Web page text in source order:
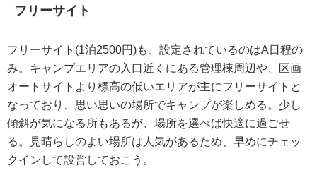
フリーサイト
フリーサイト(1泊2500円)も、設定されているのはA日程の
み。キャンプエリアの入口近くにある管理棟周辺や、区画
オートサイトより標高の低いエリアが主にフリーサイトと
なっており、思い思いの場所でキャンプが楽しめる。少し
傾斜が気になる所もあるが、場所を選べば快適に過ごせ
る。見晴らしのよい場所は人気があるため、早めにチェッ
クインして設営しておこう。